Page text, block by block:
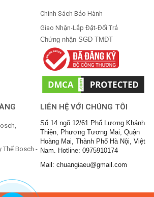
Chính Sách Bảo Hành
Giao Nhận-Lắp Đặt-Đổi Trả
Chứng nhận SGD TMĐT
Thế Bosch -
LIÊN HỆ VỚI CHÚNG TÔI
Số 14 ngõ 12/61 Phố Lương Khánh
Thiện, Phương Tương Mai, Quận
Hoàng Mai, Thành Phố Hà Nội, Việt
Nam. Hotline: 0975910174
Mail: chuangiaeu@gmail.com